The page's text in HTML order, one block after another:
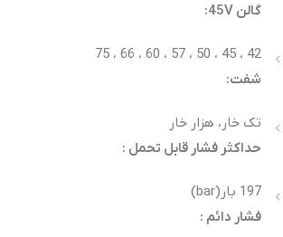
گالن 45V:
42 ، 45 ، 50 ، 57 ، 60 ، 66 ، 75
شفت:
تک خار، هزار خار
حداکثر فشار قابل تحمل :
197 بار(bar)
فشار دائم :